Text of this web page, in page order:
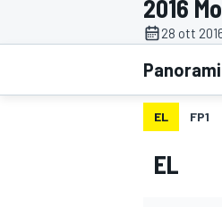
MOTOGP
2016
28 ott
EL FP1
EL